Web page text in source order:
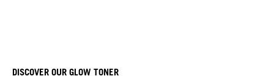
DISCOVER OUR GLOW TONER